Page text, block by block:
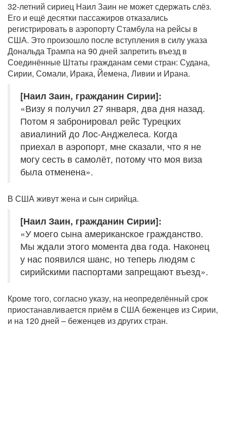
32-летний сириец Наил Заин не может сдержать слёз.
Его и ещё десятки пассажиров отказались
регистрировать в аэропорту Стамбула на рейсы в
США. Это произошло после вступления в силу указа
Дональда Трампа на 90 дней запретить въезд в
Соединённые Штаты гражданам семи стран: Судана,
Сирии, Сомали, Ирака, Йемена, Ливии и Ирана.
[Наил Заин, гражданин Сирии]:
«Визу я получил 27 января, два дня назад.
Потом я забронировал рейс Турецких
авиалиний до Лос-Анджелеса. Когда
приехал в аэропорт, мне сказали, что я не
могу сесть в самолёт, потому что моя виза
была отменена».
В США живут жена и сын сирийца.
[Наил Заин, гражданин Сирии]:
«У моего сына американское гражданство.
Мы ждали этого момента два года. Наконец
у нас появился шанс, но теперь людям с
сирийскими паспортами запрещают въезд».
Кроме того, согласно указу, на неопределённый срок
приостанавливается приём в США беженцев из Сирии,
и на 120 дней – беженцев из других стран.